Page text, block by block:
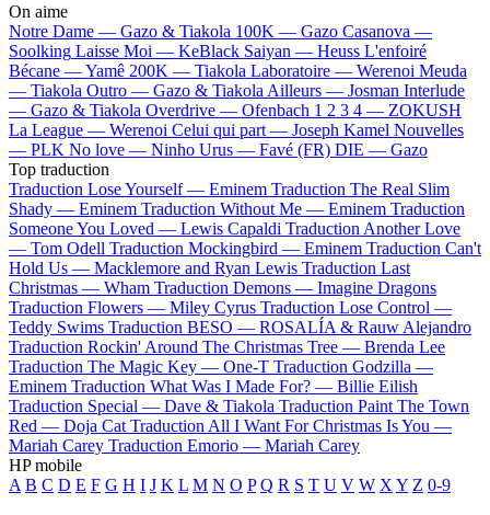
On aime
Notre Dame — Gazo & Tiakola 100K — Gazo Casanova —
Soolking Laisse Moi — KeBlack Saiyan — Heuss L'enfoiré
Bécane —Yamê 200K — Tiakola Laboratoire — Werenoi Meuda
— Tiakola Outro — Gazo & Tiakola Ailleurs — Josman Interlude
— Gazo & Tiakola Overdrive — Ofenbach 1 2 3 4 — ZOKUSH
La League — Werenoi Celui qui part — Joseph Kamel Nouvelles
— PLK No love — Ninho Urus — Favé (FR) DIE — Gazo
Top traduction
Traduction Lose Yourself — Eminem Traduction The Real Slim
Shady — Eminem Traduction Without Me — Eminem Traduction
Someone You Loved — Lewis Capaldi Traduction Another Love
— Tom Odell Traduction Mockingbird — Eminem Traduction Can't
Hold Us — Macklemore and Ryan Lewis Traduction Last
Christmas — Wham Traduction Demons — Imagine Dragons
Traduction Flowers — Miley Cyrus Traduction Lose Control —
Teddy Swims Traduction BESO — ROSALÍA & Rauw Alejandro
Traduction Rockin' Around The Christmas Tree — Brenda Lee
Traduction The Magic Key — One-T Traduction Godzilla —
Eminem Traduction What Was I Made For? — Billie Eilish
Traduction Special — Dave & Tiakola Traduction Paint The Town
Red — Doja Cat Traduction All I Want For Christmas Is You —
Mariah Carey Traduction Emorio — Mariah Carey
HP mobile
A B C D E F G H I J K L M N O P Q R S T U V W X Y Z 0-9